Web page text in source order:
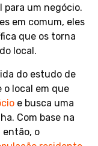
um negócio.
em comum, eles
que os torna
local.
do estudo de
o local em que
e busca uma
Com base na
então, o